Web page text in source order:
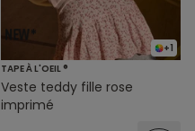
+1
TAPE À L'OEIL ®
Veste teddy fille rose
imprimé